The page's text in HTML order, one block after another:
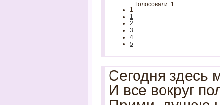
1
1
2
3
4
5
Голосовали: 1
Сегодня здесь
И все вокруг